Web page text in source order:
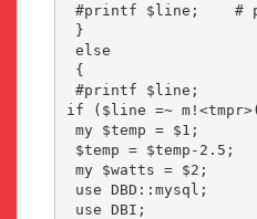
#printf $line;    #
}
else
{
#printf $line;
if ($line =~
my $temp = $1;
$temp = $temp-2.5;
my $watts = $2;
use DBD::mysql;
use DBI;